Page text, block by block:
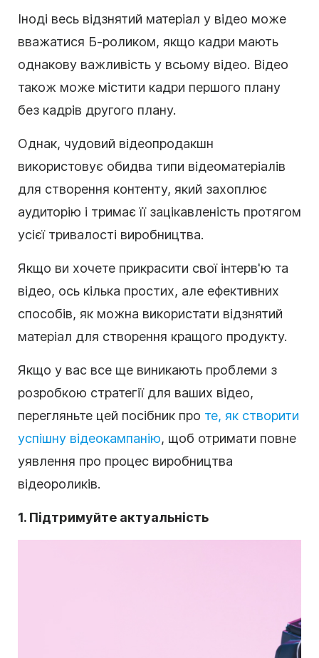
Іноді весь відзнятий матеріал у відео може
вважатися Б-роликом, якщо кадри мають
однакову важливість у всьому відео. Відео
також може містити кадри першого плану
без кадрів другого плану.
Однак, чудовий відеопродакшн
використовує обидва типи відеоматеріалів
для створення контенту, який захоплює
аудиторію і тримає її зацікавленість протягом
усієї тривалості виробництва.
Якщо ви хочете прикрасити свої інтерв'ю та
відео, ось кілька простих, але ефективних
способів, як можна використати відзнятий
матеріал для створення кращого продукту.
Якщо у вас все ще виникають проблеми з
розробкою стратегії для ваших відео,
перегляньте цей посібник про те, як створити
успішну відеокампанію, щоб отримати повне
уявлення про процес виробництва
відеороликів.
1. Підтримуйте актуальність